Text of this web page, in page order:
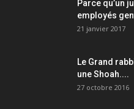
Parce qu’un
employés
21 janvier 2017
Le Grand
une Shoah....
27 octobre 2016